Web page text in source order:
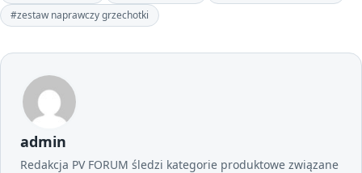
#zestaw naprawczy grzechotki
admin
Redakcja PV FORUM śledzi kategorie produktowe związane